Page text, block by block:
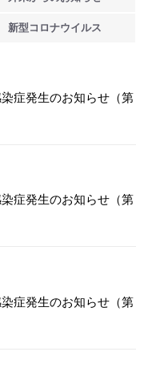
新型 コロナウイルス
症発生のお知らせ（第
症発生のお知らせ（第
症発生のお知らせ（第